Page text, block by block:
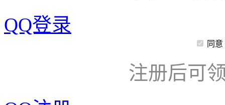
QQ登录
同意
注册后可